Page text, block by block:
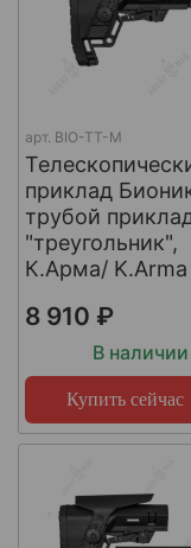
арт. BIO-TT-M
приклад
трубой
"треугольник",
К.Арма/ K.Arma
8 910 ₽
В наличии
Купить сейчас